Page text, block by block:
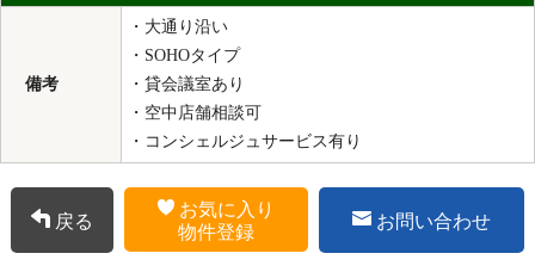
備考
・大通り沿い
・SOHOタイプ
・貸会議室あり
・空中店舗相談可
・コンシェルジュサービス有り
戻る
お気に入り
物件登録
お問い合わせ